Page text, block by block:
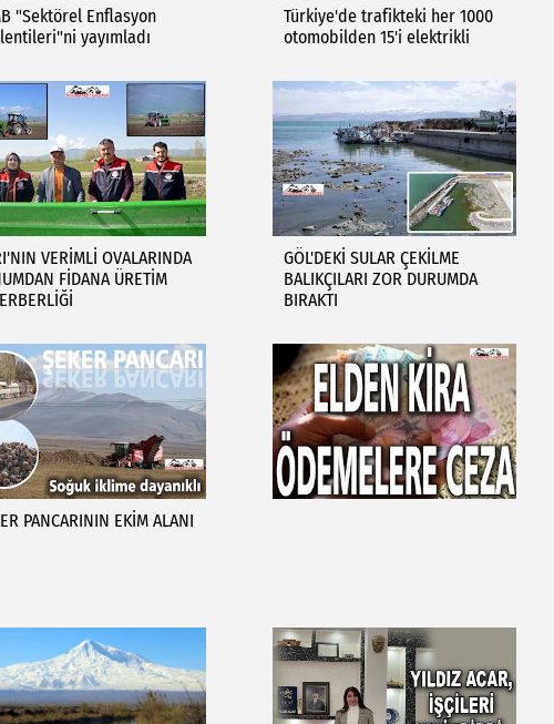
"Sektörel Enflasyon
yayımladı
Türkiye'de trafikteki her 1000
otomobilden 15'i elektrikli
VERİMLİ OVALARINDA
FİDANA ÜRETİM
GÖL'DEKİ SULAR ÇEKİLME
BALIKÇILARI ZOR DURUMDA
BIRAKTI
PANCARININ EKİM ALANI